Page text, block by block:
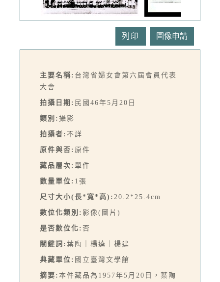
列印
主要名稱: 台灣省婦女會第六屆會員代表
大會
拍攝日期: 民國46年5月20日
類別: 攝影
拍攝者: 不詳
原件與否: 原件
藏品層次: 單件
數量單位: 1張
尺寸大小(長*寬*高): 20.2*25.4cm
數位化類別: 影像(圖片)
是否數位化: 否
關鍵詞: 葉陶｜楊逵｜楊建
典藏單位: 國立臺灣文學館
摘要: 本件藏品為1957年5月20日，葉陶